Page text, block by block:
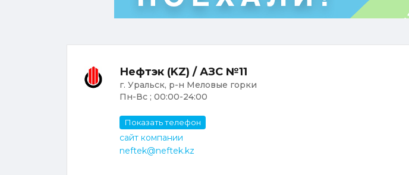
Нефтэк (KZ) / АЗС №11
г. Уральск, р-н Меловые горки
Пн-Вс ; 00:00-24:00
Показать телефон
сайт компании
neftek@neftek.kz